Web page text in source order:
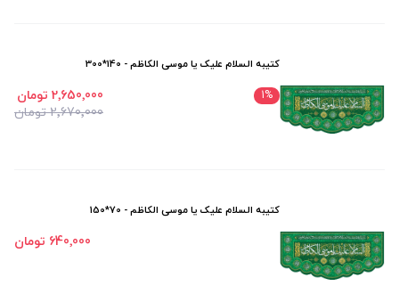
کتیبه السلام علیک یا موسی الکاظم - 140*300
1%
2٬670٬000 تومان
2٬650٬000 تومان
کتیبه السلام علیک یا موسی الکاظم - 70*150
640٬000 تومان